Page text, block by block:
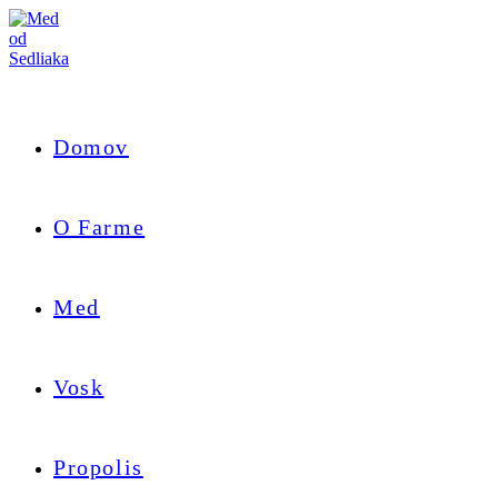
Skip
to
content
Domov
O Farme
Med
Vosk
Propolis